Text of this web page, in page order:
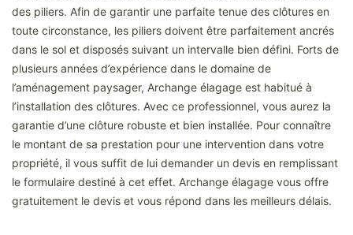
des piliers. Afin de garantir une parfaite tenue des clôtures en
toute circonstance, les piliers doivent être parfaitement ancrés
dans le sol et disposés suivant un intervalle bien défini. Forts de
plusieurs années d’expérience dans le domaine de
l’aménagement paysager, Archange élagage est habitué à
l’installation des clôtures. Avec ce professionnel, vous aurez la
garantie d’une clôture robuste et bien installée. Pour connaître
le montant de sa prestation pour une intervention dans votre
propriété, il vous suffit de lui demander un devis en remplissant
le formulaire destiné à cet effet. Archange élagage vous offre
gratuitement le devis et vous répond dans les meilleurs délais.